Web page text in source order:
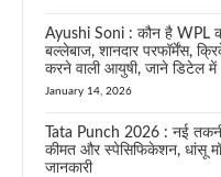
Ayushi Soni : कौन है WPL
बल्लेबाज, शानदार परफॉर्मेंस,
करने वाली आयुषी, जाने डिटेल में
January 14, 2026
Tata Punch 2026 : नई
कीमत और स्पेसिफिकेशन, धांसू
जानकारी